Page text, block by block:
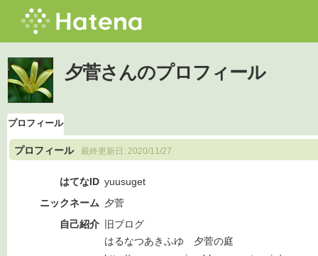
夕菅さんのプロフィール
プロフィール
プロフィール 最終更新日: 2020/11/27
はてなID yuusuget
ニックネーム 夕菅
自己紹介
旧ブログ
はるなつあきふゆ 夕菅の庭